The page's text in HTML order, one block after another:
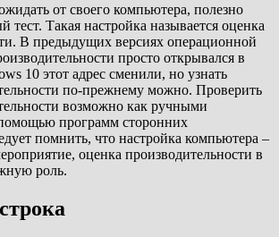
от своего компьютера, полезно
тест. Такая настройка называется оценка
В предыдущих версиях операционной
просто открывался в
10 этот адрес сменили, но узнать
по-прежнему можно. Проверить
возможно как ручными
программ сторонних
помнить, что настройка компьютера –
оценка производительности в
роль.